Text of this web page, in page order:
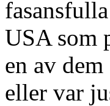
USA som
en av
eller var